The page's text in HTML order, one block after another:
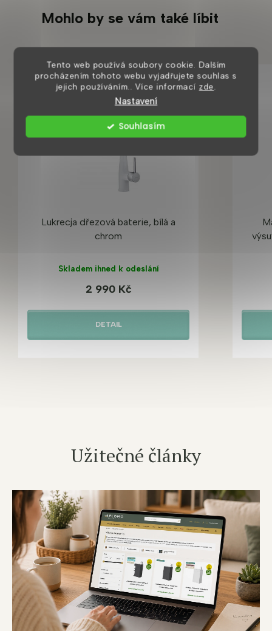
Tento web používá soubory cookie. Dalším
procházením tohoto webu vyjadřujete souhlas s
jejich používáním.. Více informací zde
Nastavení
Souhlasím
Mohlo by se vám také líbit
BESTSELLER
U NÁS K VIDĚNÍ
Lukrecja dřezová baterie, bílá a
chrom
Skladem ihned k odeslání
2 990 Kč
DETAIL
Užitečné články